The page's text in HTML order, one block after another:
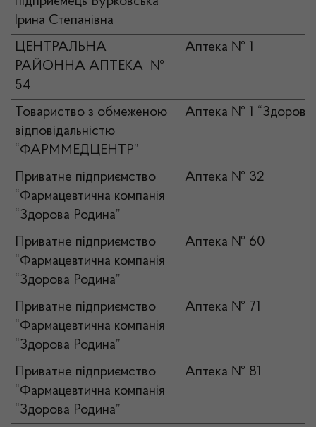
Ірина Степанівна
ЦЕНТРАЛЬНА
РАЙОННА АПТЕКА №
54
Аптека № 1
Товариство з обмеженою
відповідальністю
“ФАРММЕДЦЕНТР”
Аптека № 1
Приватне підприємство
“Фармацевтична компанія
“Здорова Родина”
Аптека № 32
Приватне підприємство
“Фармацевтична компанія
“Здорова Родина”
Аптека № 60
Приватне підприємство
“Фармацевтична компанія
“Здорова Родина”
Аптека № 71
Приватне підприємство
“Фармацевтична компанія
“Здорова Родина”
Аптека № 81